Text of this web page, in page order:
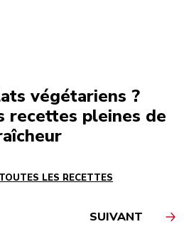
végétariens ?
recettes pleines de
LES RECETTES
SUIVANT